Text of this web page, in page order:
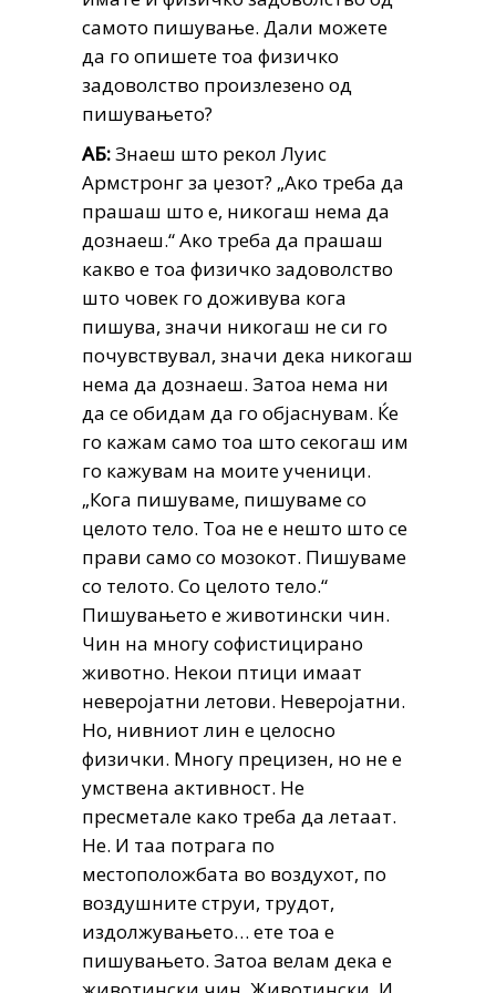
самото пишување. Дали можете
да го опишете тоа физичко
задоволство произлезено од
пишувањето?
АБ:Знаеш што рекол Луис
Армстронг за џезот? „Ако треба да
прашаш што е, никогаш нема да
дознаеш.“ Ако треба да прашаш
какво е тоа физичко задоволство
што човек го доживува кога
пишува, значи никогаш не си го
почувствувал, значи дека никогаш
нема да дознаеш. Затоа нема ни
да се обидам да го објаснувам. Ќе
го кажам само тоа што секогаш им
го кажувам на моите ученици.
„Кога пишуваме, пишуваме со
целото тело. Тоа не е нешто што се
прави само со мозокот. Пишуваме
со телото. Со целото тело.“
Пишувањето е животински чин.
Чин на многу софистицирано
животно. Некои птици имаат
неверојатни летови. Неверојатни.
Но, нивниот лин е целосно
физички. Многу прецизен, но не е
умствена активност. Не
пресметале како треба да летаат.
Не. И таа потрага по
местоположбата во воздухот, по
воздушните струи, трудот,
издолжувањето… ете тоа е
пишувањето. Затоа велам дека е